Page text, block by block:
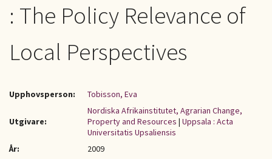
KONTAKT
: The Policy Relevance of
Local Perspectives
Upphovsperson: Tobisson, Eva
Utgivare:
Nordiska Afrikainstitutet, Agrarian Change,
Property and Resources | Uppsala : Acta
Universitatis Upsaliensis
År:
2009